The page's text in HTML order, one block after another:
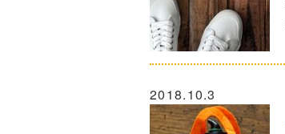
2018.10.3